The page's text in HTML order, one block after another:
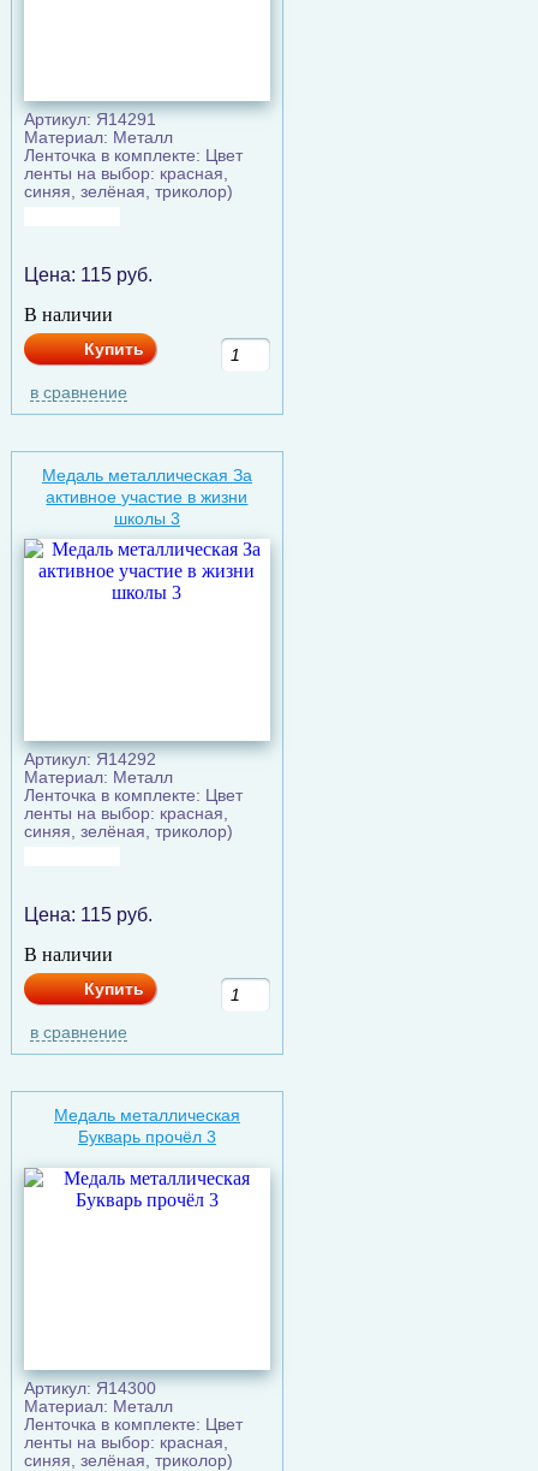
Артикул: Я14291
Материал: Металл
Ленточка в комплекте: Цвет
ленты на выбор: красная,
синяя, зелёная, триколор)
Цена: 115руб.
В наличии
Купить
в сравнение
Медаль металлическая За
активное участие в жизни
школы 3
Артикул: Я14292
Материал: Металл
Ленточка в комплекте: Цвет
ленты на выбор: красная,
синяя, зелёная, триколор)
Цена: 115руб.
В наличии
Купить
в сравнение
Медаль металлическая
Букварь прочёл 3
Артикул: Я14300
Материал: Металл
Ленточка в комплекте: Цвет
ленты на выбор: красная,
синяя, зелёная, триколор)